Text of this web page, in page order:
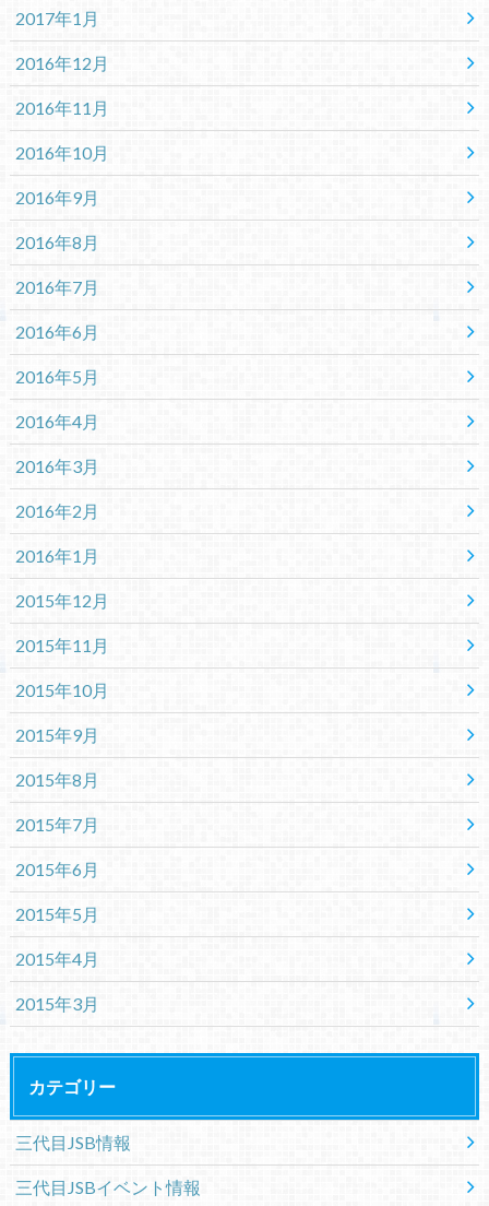
2017年1月
2016年12月
2016年11月
2016年10月
2016年9月
2016年8月
2016年7月
2016年6月
2016年5月
2016年4月
2016年3月
2016年2月
2016年1月
2015年12月
2015年11月
2015年10月
2015年9月
2015年8月
2015年7月
2015年6月
2015年5月
2015年4月
2015年3月
カテゴリー
三代目JSB情報
三代目JSBイベント情報